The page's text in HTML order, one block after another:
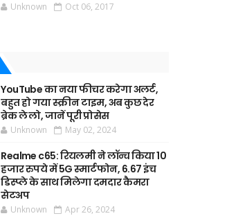
Unknown Oct 06, 2017
YouTube का नया फीचर करेगा अलर्ट,
बहुत हो गया स्क्रीन टाइम, अब कुछ देर
ब्रेक ले लो, जानें पूरी प्रोसेस
Unknown May 02, 2024
Realme c65: रियलमी ने लॉन्च किया 10
हजार रुपये में 5G स्मार्टफोन, 6.67 इंच
डिस्प्ले के साथ मिलेगा दमदार कैमरा
सेटअप
Unknown Apr 26, 2024